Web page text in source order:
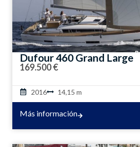
Dufour 460 Grand Large
169.500 €
2016 14,15 m
Más información